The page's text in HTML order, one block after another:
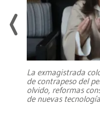
La exmagistrada
de contrapeso del
olvido, reformas
de nuevas